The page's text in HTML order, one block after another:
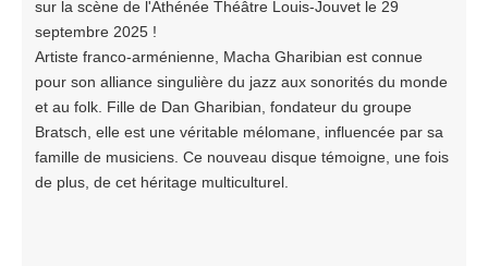
sur la scène de l'Athénée Théâtre Louis-Jouvet le 29
septembre 2025 !
Artiste franco-arménienne, Macha Gharibian est connue
pour son alliance singulière du jazz aux sonorités du monde
et au folk. Fille de Dan Gharibian, fondateur du groupe
Bratsch, elle est une véritable mélomane, influencée par sa
famille de musiciens. Ce nouveau disque témoigne, une fois
de plus, de cet héritage multiculturel.